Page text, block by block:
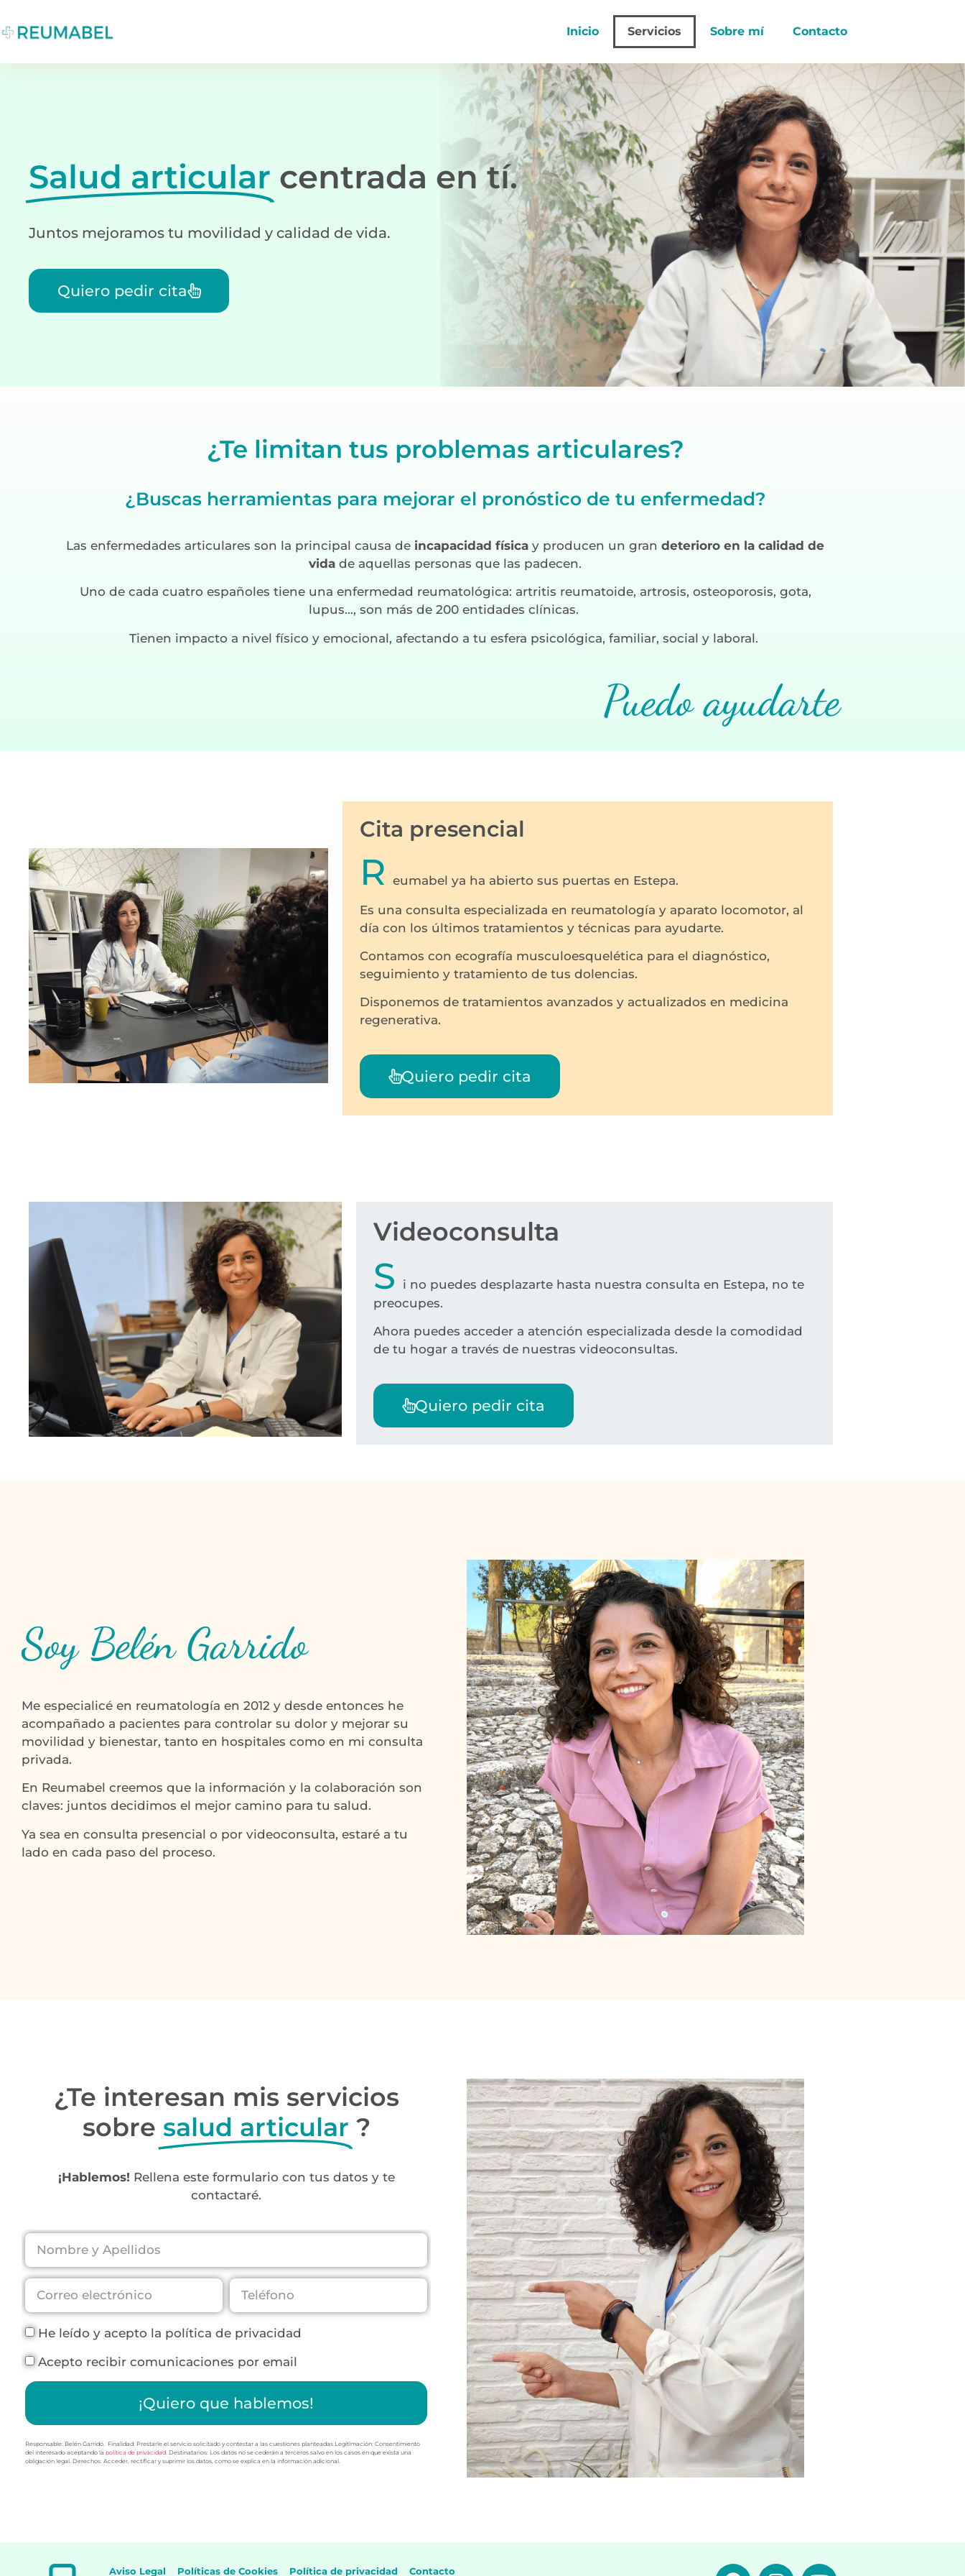
Inicio Servicios Sobre mí Contacto
Salud articular centrada en tí.
Juntos mejoramos tu movilidad y calidad de vida.
Quiero pedir cita
¿Te limitan tus problemas articulares?
¿Buscas herramientas para mejorar el pronóstico de tu enfermedad?
Las enfermedades articulares son la principal causa de incapacidad física y producen un gran deterioro en la calidad de
vida de aquellas personas que las padecen.
Uno de cada cuatro españoles tiene una enfermedad reumatológica: artritis reumatoide, artrosis, osteoporosis, gota,
lupus…, son más de 200 entidades clínicas.
Tienen impacto a nivel físico y emocional, afectando a tu esfera psicológica, familiar, social y laboral.
Puedo ayudarte
Cita presencial
R eumabel ya ha abierto sus puertas en Estepa.
Es una consulta especializada en reumatología y aparato locomotor, al
día con los últimos tratamientos y técnicas para ayudarte.
Contamos con ecografía musculoesquelética para el diagnóstico,
seguimiento y tratamiento de tus dolencias.
Disponemos de tratamientos avanzados y actualizados en medicina
regenerativa.
Quiero pedir cita
Videoconsulta
S
i no puedes desplazarte hasta nuestra consulta en Estepa, no te
preocupes.
Ahora puedes acceder a atención especializada desde la comodidad
de tu hogar a través de nuestras videoconsultas.
Quiero pedir cita
Soy Belén Garrido
Me especialicé en reumatología en 2012 y desde entonces he
acompañado a pacientes para controlar su dolor y mejorar su
movilidad y bienestar, tanto en hospitales como en mi consulta
privada.
En Reumabel creemos que la información y la colaboración son
claves: juntos decidimos el mejor camino para tu salud.
Ya sea en consulta presencial o por videoconsulta, estaré a tu
lado en cada paso del proceso.
¿Te interesan mis servicios
sobre salud articular ?
¡Hablemos! Rellena este formulario con tus datos y te
contactaré.
He leído y acepto la política de privacidad
Acepto recibir comunicaciones por email
¡Quiero que hablemos!
Responsable: Belén Garrido. Finalidad: Prestarle el servicio solicitado y contestar a las cuestiones planteadas Legitimación: Consentimiento
del interesado aceptando la política de privacidad . Destinatarios: Los datos no se cederán a terceros salvo en los casos en que exista una
obligación legal. Derechos: Acceder, rectificar y suprimir los datos, como se explica en la información adicional.
Aviso Legal Políticas de Cookies Política de privacidad Contacto